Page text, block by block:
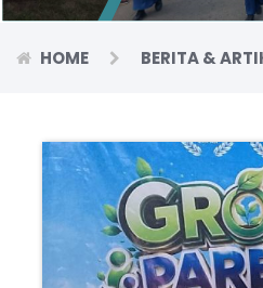
HOME BERITA &